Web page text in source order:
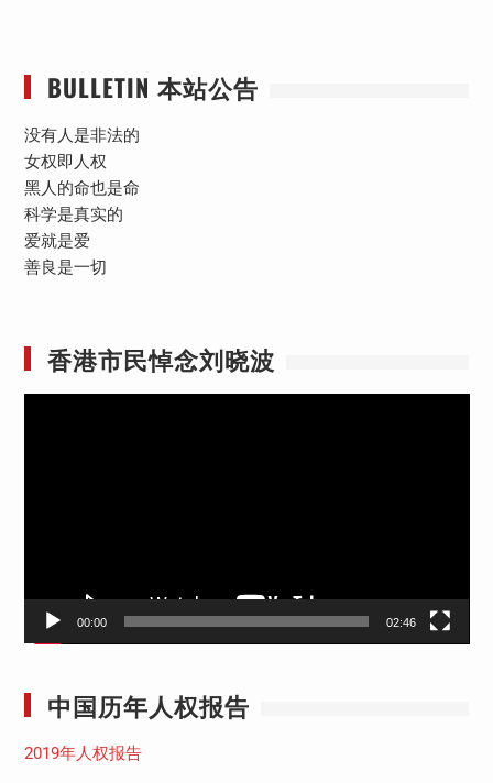
BULLETIN 本站公告
没有人是非法的
女权即人权
黑人的命也是命
科学是真实的
爱就是爱
善良是一切
香港市民悼念刘晓波
00:00 02:46
中国历年人权报告
2019年人权报告